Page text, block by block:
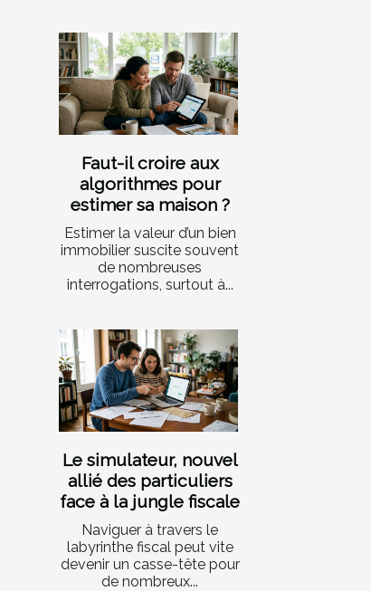
Faut-il croire aux
algorithmes pour
estimer sa maison ?
Estimer la valeur d’un bien
immobilier suscite souvent
de nombreuses
interrogations, surtout à...
Le simulateur, nouvel
allié des particuliers
face à la jungle fiscale
Naviguer à travers le
labyrinthe fiscal peut vite
devenir un casse-tête pour
de nombreux...